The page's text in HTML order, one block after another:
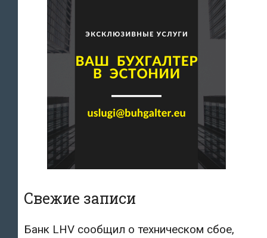
Свежие записи
Банк LHV сообщил о техническом сбое,